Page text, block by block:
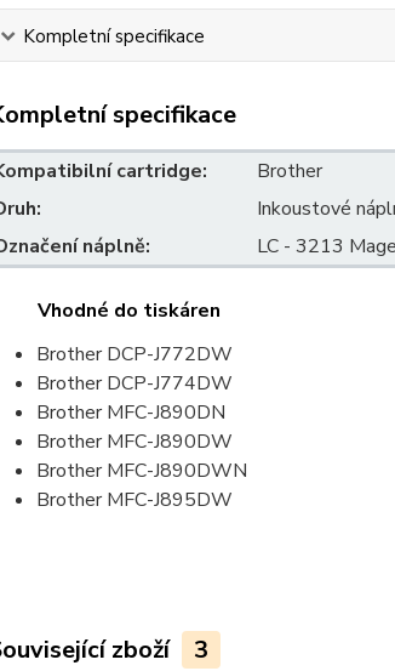
Kompletní specifikace
specifikace
cartridge:
Brother
Inkoustové
náplně:
LC - 3213
Vhodné do tiskáren
Brother DCP-J772DW
Brother DCP-J774DW
Brother MFC-J890DN
Brother MFC-J890DW
Brother MFC-J890DWN
Brother MFC-J895DW
zboží 3